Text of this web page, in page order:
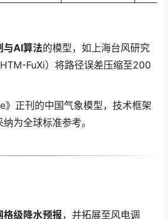
与AI算法的模型，如上海台风研究
FuXi）将路径误差压缩至200
》正刊的中国气象模型，技术框架
为全球标准参考。
格级降水预报，并拓展至风电调